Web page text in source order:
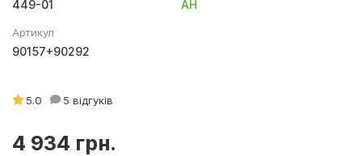
449-01 АН
Артикул
90157+90292
5.0 5 відгуків
4 934 грн.